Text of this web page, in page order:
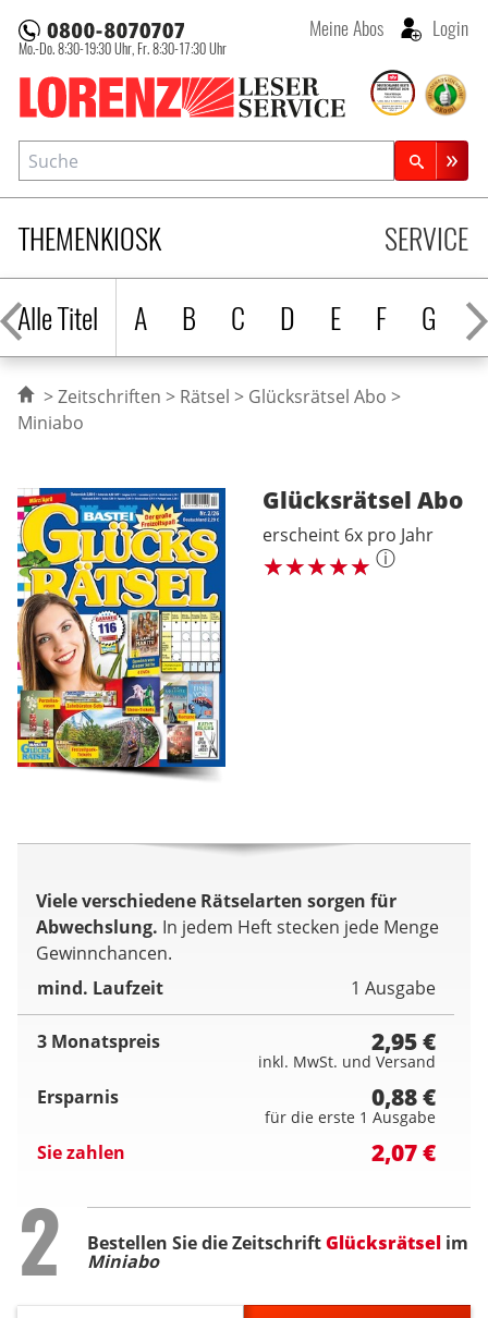
Lorenz Leserservice
Mo.-Do. 8:30-19:30 Uhr, Fr. 8:30-17:30 Uhr
Meine Abos Login
THEMENKIOSK
Alle Titel
A B C D E F G H
SERVICE
Suche
Zeitschriftensuche
Zeitschriften Rätsel
Glücksrätsel Abo
Miniabo
Glücksrätsel Abo
erscheint 6x pro Jahr
ⓘ
Viele verschiedene Rätselarten sorgen für
Abwechslung. In jedem Heft stecken jede Menge
Gewinnchancen.
mind. Laufzeit
1 Ausgabe
3 Monatspreis 2,95 €
inkl. MwSt. und Versand
Ersparnis 0,88 €
für die erste 1 Ausgabe
Sie zahlen 2,07 €
Step
2 Bestellen Sie die ZeitschriftGlücksrätsel im
Miniabo